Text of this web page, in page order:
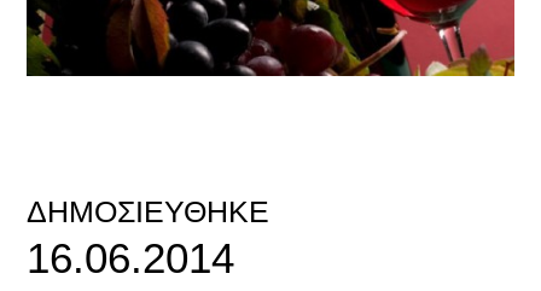
ΔΗΜΟΣΙΕΎΘΗΚΕ
16.06.2014